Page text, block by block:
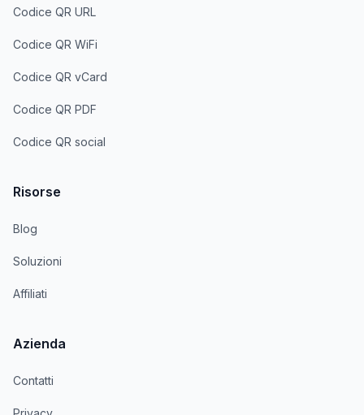
Codice QR URL
Codice QR WiFi
Codice QR vCard
Codice QR PDF
Codice QR social
Risorse
Blog
Soluzioni
Affiliati
Azienda
Contatti